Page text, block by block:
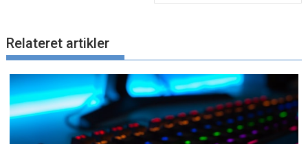
Relateret artikler